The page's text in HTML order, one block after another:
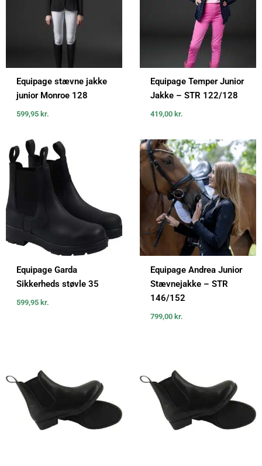
Equipage stævne jakke
junior Monroe 128
599,95 kr.
Equipage Temper Junior
Jakke – STR 122/128
419,00 kr.
Equipage Garda
Sikkerheds støvle 35
599,95 kr.
Equipage Andrea Junior
Stævnejakke – STR
146/152
799,00 kr.